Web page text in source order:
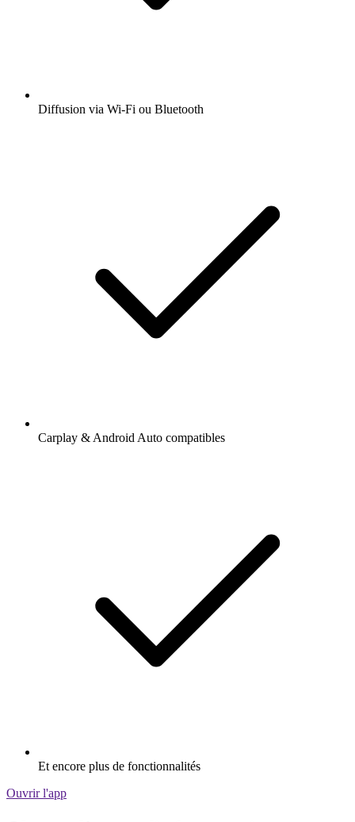
Diffusion via Wi-Fi ou Bluetooth
Carplay & Android Auto compatibles
Et encore plus de fonctionnalités
Ouvrir l'app